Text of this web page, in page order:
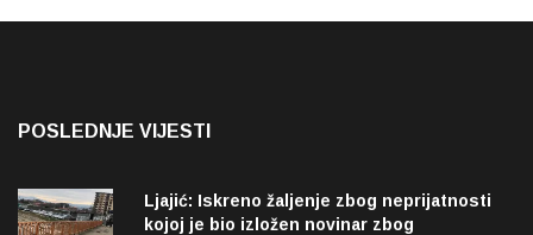
POSLEDNJE VIJESTI
Ljajić: Iskreno žaljenje zbog neprijatnosti
kojoj je bio izložen novinar zbog